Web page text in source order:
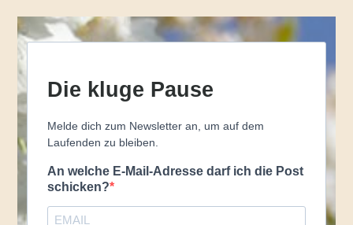
Die kluge Pause
Melde dich zum Newsletter an, um auf dem
Laufenden zu bleiben.
An welche E-Mail-Adresse darf ich die Post
schicken?